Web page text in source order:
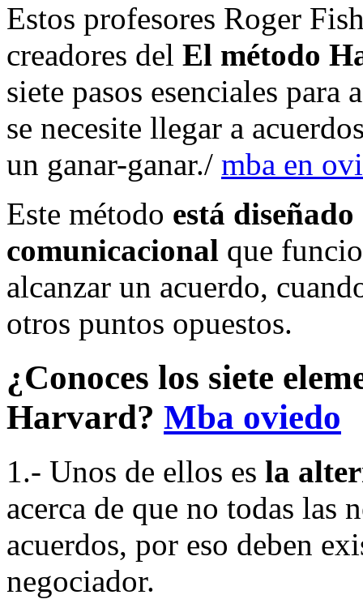
Estos profesores Roger
creadores del El método
siete pasos esenciales para
se necesite llegar a
un ganar-ganar./ mba en
Este método está
comunicacional que
alcanzar un acuerdo,
otros puntos opuestos.
¿Conoces los siete
Harvard? Mba oviedo
1.- Unos de ellos es la
acerca de que no todas las
acuerdos, por eso deben
negociador.